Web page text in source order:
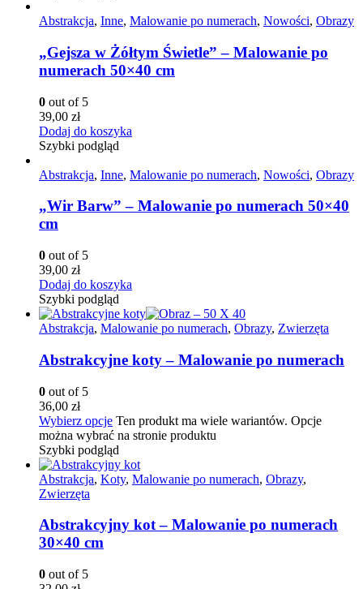
Abstrakcja, Inne, Malowanie po numerach, Nowości, Obrazy
„Gejsza w Żółtym Świetle” – Malowanie po
numerach 50×40 cm
0 out of 5
39,00 zł
Dodaj do koszyka
Szybki podgląd
Abstrakcja, Inne, Malowanie po numerach, Nowości, Obrazy
„Wir Barw” – Malowanie po numerach 50×40
cm
0 out of 5
39,00 zł
Dodaj do koszyka
Szybki podgląd
Abstrakcja, Malowanie po numerach, Obrazy, Zwierzęta
Abstrakcyjne koty – Malowanie po numerach
0 out of 5
36,00 zł
Wybierz opcje Ten produkt ma wiele wariantów. Opcje
można wybrać na stronie produktu
Szybki podgląd
Abstrakcja, Koty, Malowanie po numerach, Obrazy,
Zwierzęta
Abstrakcyjny kot – Malowanie po numerach
30×40 cm
0 out of 5